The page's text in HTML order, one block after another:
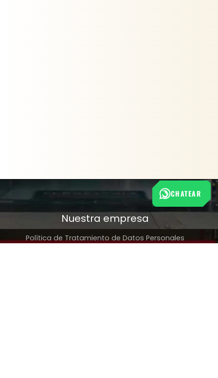
Nuestra empresa
Política de Tratamiento de Datos Personales
CHATEAR